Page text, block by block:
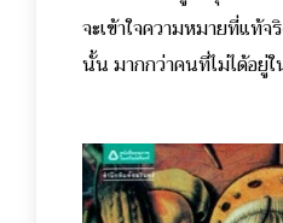
จะเข้าใจความหมายที่แท้
นั้น มากกว่าคนที่ไม่ได้อยู่